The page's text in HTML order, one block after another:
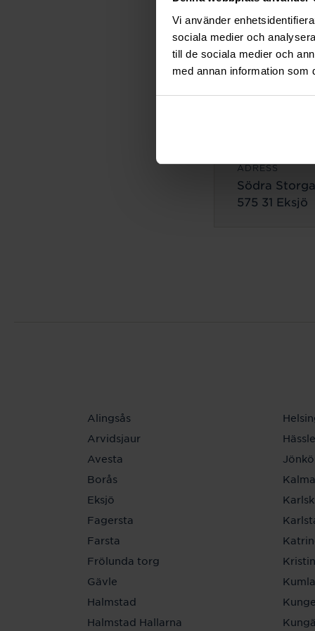
Vi använder
sociala medier och
till de sociala medier och
med annan information som
Lilla
503 35 Borås
ADRESS
Södra
575 31 Eksjö
Alingsås
Arvidsjaur
Avesta
Borås
Eksjö
Fagersta
Farsta
Frölunda torg
Gävle
Halmstad
Halmstad Hallarna
Kumla